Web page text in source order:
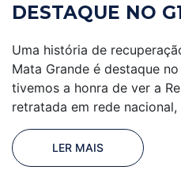
DESTAQUE NO
Uma história de
Mata Grande é destaque
tivemos a honra de ver a
retratada em rede
LER MAIS